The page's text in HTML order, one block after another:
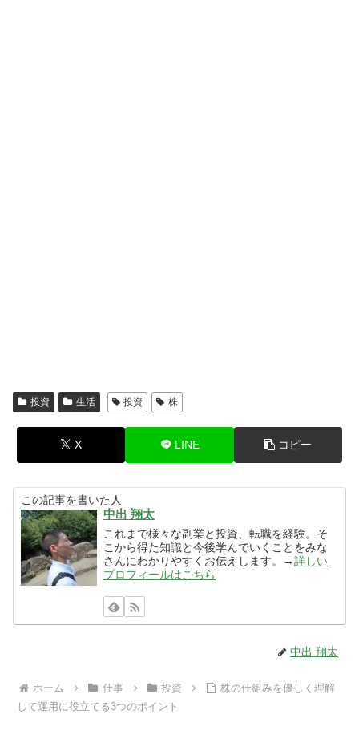
投資 生活 投資 株
X LINE コピー
この記事を書いた人
中出 翔太
これまで様々な副業と投資、転職を経験。そ
こから得た知識と今後学んでいくことをみな
さんにわかりやすくお伝えします。→詳しい
プロフィールはこちら
中出 翔太
ホーム 仕事 投資
株の仕組みを優しく理解
して運用に役立てる3つのポイント